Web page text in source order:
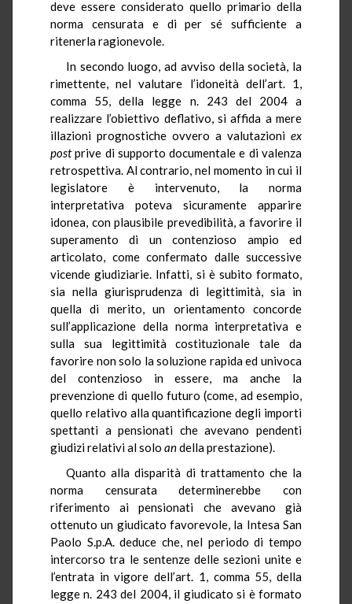
deve essere considerato quello primario della
norma censurata e di per sé sufficiente a
ritenerla ragionevole.
In secondo luogo, ad avviso della società, la
rimettente, nel valutare l’idoneità dell’art. 1,
comma 55, della legge n. 243 del 2004 a
realizzare l’obiettivo deflativo, si affida a mere
illazioni prognostiche ovvero a valutazioni ex
postprive di supporto documentale e di valenza
retrospettiva. Al contrario, nel momento in cui il
legislatore è intervenuto, la norma
interpretativa poteva sicuramente apparire
idonea, con plausibile prevedibilità, a favorire il
superamento di un contenzioso ampio ed
articolato, come confermato dalle successive
vicende giudiziarie. Infatti, si è subito formato,
sia nella giurisprudenza di legittimità, sia in
quella di merito, un orientamento concorde
sull’applicazione della norma interpretativa e
sulla sua legittimità costituzionale tale da
favorire non solo la soluzione rapida ed univoca
del contenzioso in essere, ma anche la
prevenzione di quello futuro (come, ad esempio,
quello relativo alla quantificazione degli importi
spettanti a pensionati che avevano pendenti
giudizi relativi al solo andella prestazione).
Quanto alla disparità di trattamento che la
norma censurata determinerebbe con
riferimento ai pensionati che avevano già
ottenuto un giudicato favorevole, la Intesa San
Paolo S.p.A. deduce che, nel periodo di tempo
intercorso tra le sentenze delle sezioni unite e
l’entrata in vigore dell’art. 1, comma 55, della
legge n. 243 del 2004, il giudicato si è formato